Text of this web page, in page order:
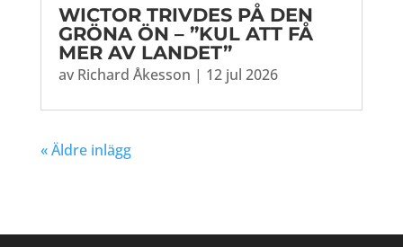
WICTOR TRIVDES PÅ DEN
GRÖNA ÖN – ”KUL ATT FÅ
MER AV LANDET”
av Richard Åkesson | 12 jul 2026
« Äldre inlägg